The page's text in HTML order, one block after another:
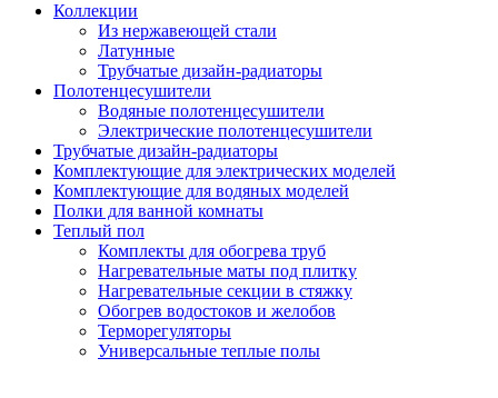
Коллекции
Из нержавеющей стали
Латунные
Трубчатые дизайн-радиаторы
Полотенцесушители
Водяные полотенцесушители
Электрические полотенцесушители
Трубчатые дизайн-радиаторы
Комплектующие для электрических моделей
Комплектующие для водяных моделей
Полки для ванной комнаты
Теплый пол
Комплекты для обогрева труб
Нагревательные маты под плитку
Нагревательные секции в стяжку
Обогрев водостоков и желобов
Терморегуляторы
Универсальные теплые полы